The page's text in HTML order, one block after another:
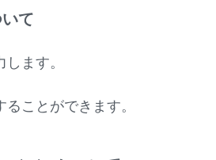
て
ます。
ことができます。